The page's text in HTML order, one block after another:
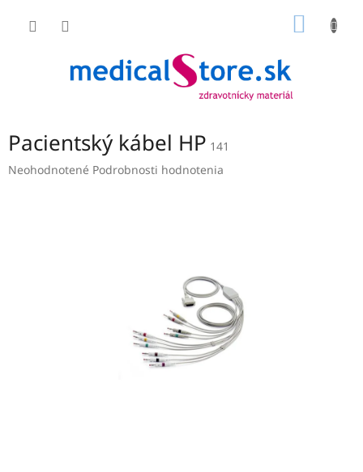
Pacientský kábel HP 141
Priemerné
Neohodnotené Podrobnosti hodnotenia